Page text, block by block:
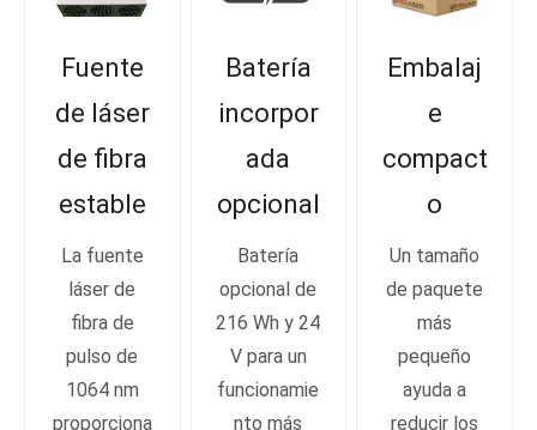
Fuente
de láser
de fibra
estable
La fuente
láser de
fibra de
pulso de
1064 nm
proporciona
Batería
incorpor
ada
opcional
Batería
opcional de
216 Wh y 24
V para un
funcionamie
nto más
Embalaj
e
compact
o
Un tamaño
de paquete
más
pequeño
ayuda a
reducir los